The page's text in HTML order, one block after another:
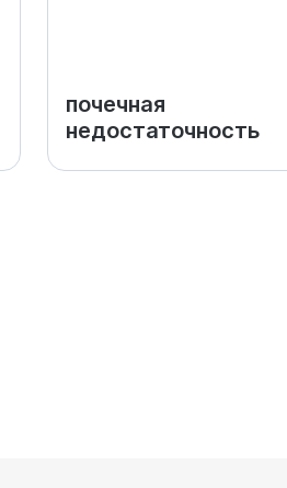
почечная
недостаточность